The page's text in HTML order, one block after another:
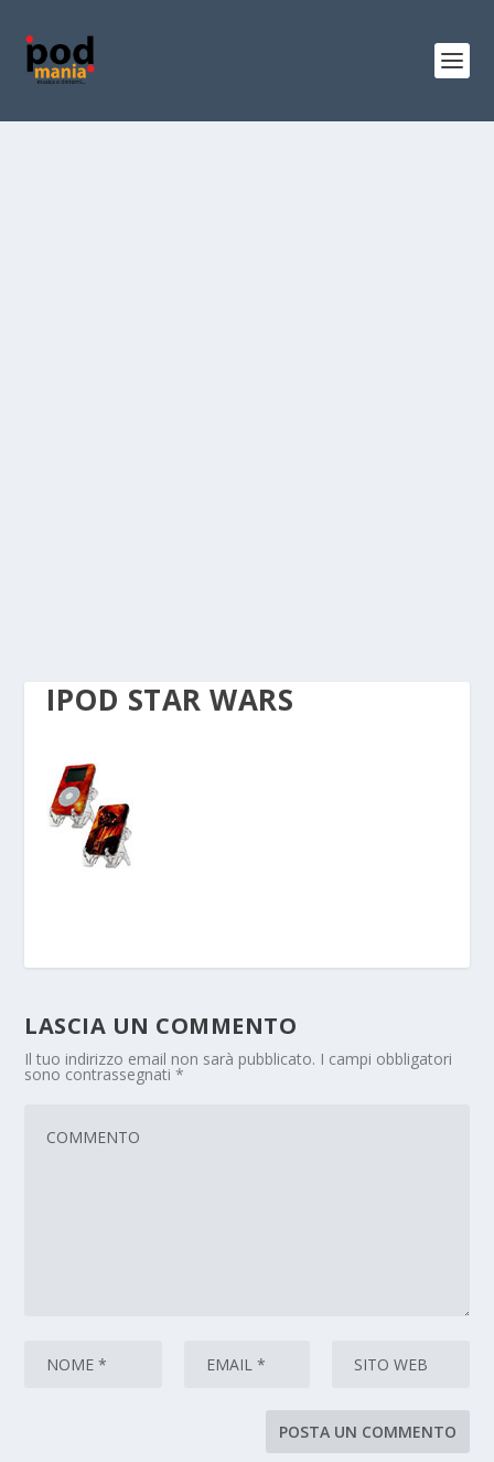
IPOD STAR WARS
LASCIA UN COMMENTO
Il tuo indirizzo email non sarà pubblicato. I campi obbligatori
sono contrassegnati*